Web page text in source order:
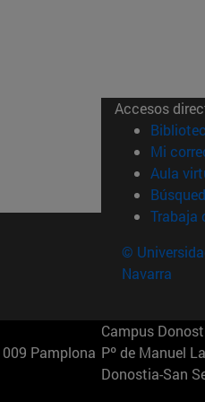
Accesos
Mi
Aula
Trabaja
©
Navarra
Pamplona
Campus
Pº de Manuel
Donostia-San